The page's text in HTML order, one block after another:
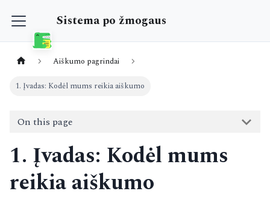
Sistema po žmogaus
Aiškumo pagrindai
1. Įvadas: Kodėl mums reikia aiškumo
On this page
1. Įvadas: Kodėl mums
reikia aiškumo